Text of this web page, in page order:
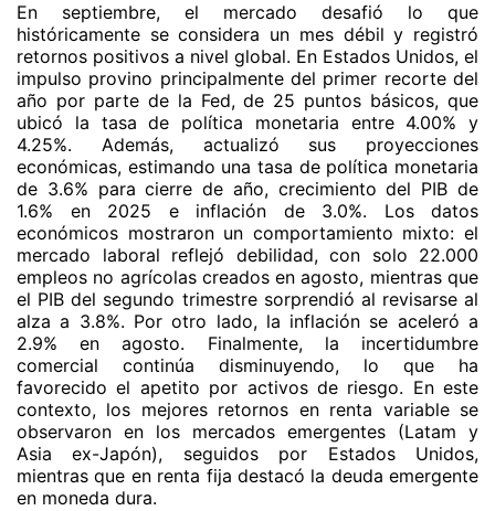
En septiembre, el mercado desafió lo que
históricamente se considera un mes débil y registró
retornos positivos a nivel global. En Estados Unidos, el
impulso provino principalmente del primer recorte del
año por parte de la Fed, de 25 puntos básicos, que
ubicó la tasa de política monetaria entre 4.00% y
4.25%. Además, actualizó sus proyecciones
económicas, estimando una tasa de política monetaria
de 3.6% para cierre de año, crecimiento del PIB de
1.6% en 2025 e inflación de 3.0%. Los datos
económicos mostraron un comportamiento mixto: el
mercado laboral reflejó debilidad, con solo 22.000
empleos no agrícolas creados en agosto, mientras que
el PIB del segundo trimestre sorprendió al revisarse al
alza a 3.8%. Por otro lado, la inflación se aceleró a
2.9% en agosto. Finalmente, la incertidumbre
comercial continúa disminuyendo, lo que ha
favorecido el apetito por activos de riesgo. En este
contexto, los mejores retornos en renta variable se
observaron en los mercados emergentes (Latam y
Asia ex-Japón), seguidos por Estados Unidos,
mientras que en renta fija destacó la deuda emergente
en moneda dura.